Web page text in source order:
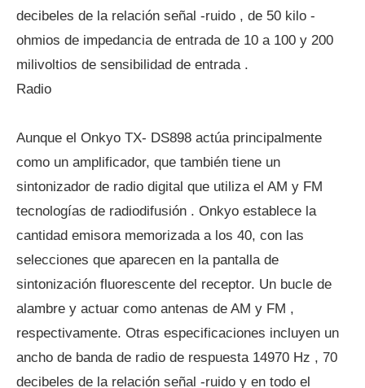
decibeles de la relación señal -ruido , de 50 kilo -
ohmios de impedancia de entrada de 10 a 100 y 200
milivoltios de sensibilidad de entrada .
Radio
Aunque el Onkyo TX- DS898 actúa principalmente
como un amplificador, que también tiene un
sintonizador de radio digital que utiliza el AM y FM
tecnologías de radiodifusión . Onkyo establece la
cantidad emisora ​​memorizada a los 40, con las
selecciones que aparecen en la pantalla de
sintonización fluorescente del receptor. Un bucle de
alambre y actuar como antenas de AM y FM ,
respectivamente. Otras especificaciones incluyen un
ancho de banda de radio de respuesta 14970 Hz , 70
decibeles de la relación señal -ruido y en todo el